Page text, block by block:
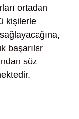
ortadan
kişilerle
başarılar
söz